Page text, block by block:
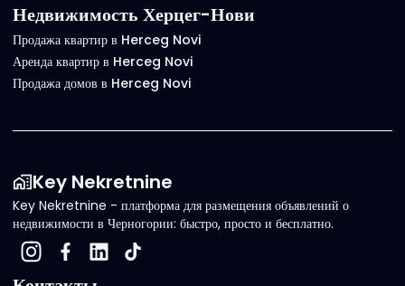
Недвижимость Херцег-Нови
Продажа квартир в Herceg Novi
Аренда квартир в Herceg Novi
Продажа домов в Herceg Novi
Key Nekretnine
Key Nekretnine - платформа для размещения объявлений о
недвижимости в Черногории: быстро, просто и бесплатно.